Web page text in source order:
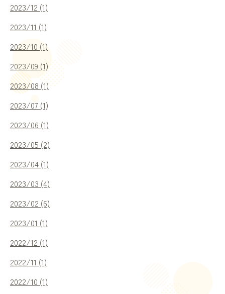
2023/12 (1)
2023/11 (1)
2023/10 (1)
2023/09 (1)
2023/08 (1)
2023/07 (1)
2023/06 (1)
2023/05 (2)
2023/04 (1)
2023/03 (4)
2023/02 (6)
2023/01 (1)
2022/12 (1)
2022/11 (1)
2022/10 (1)